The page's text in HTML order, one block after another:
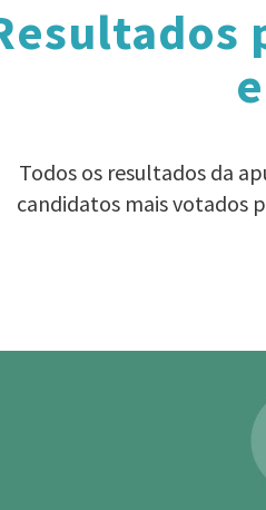
Todos os resultados da
candidatos mais votados